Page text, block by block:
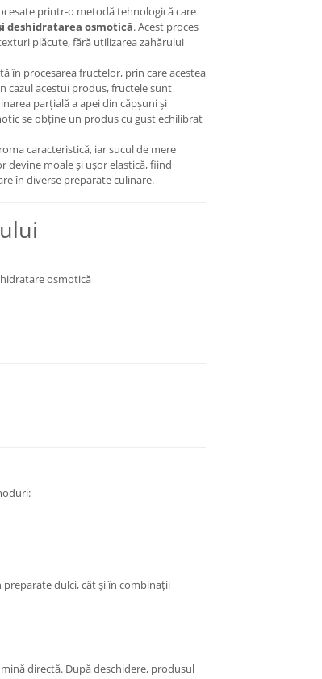
printr-o metodă tehnologică care
deshidratarea osmotică. Acest proces
plăcute, fără utilizarea zahărului
în procesarea fructelor, prin care acestea
cazul acestui produs, fructele sunt
parțială a apei din căpșuni și
se obține un produs cu gust echilibrat
caracteristică, iar sucul de mere
moale și ușor elastică, fiind
în diverse preparate culinare.
osmotică
dulci, cât și în combinații
directă. După deschidere, produsul